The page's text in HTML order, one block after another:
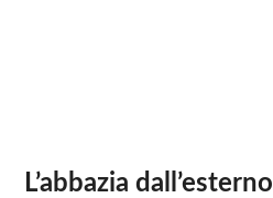
L’abbazia dall’esterno